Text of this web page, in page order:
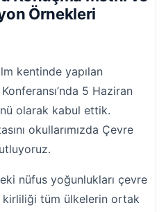
Örnekleri
kentinde yapılan
5 Haziran
olarak kabul ettik.
okullarımızda Çevre
nüfus yoğunlukları çevre
kirliliği tüm ülkelerin ortak